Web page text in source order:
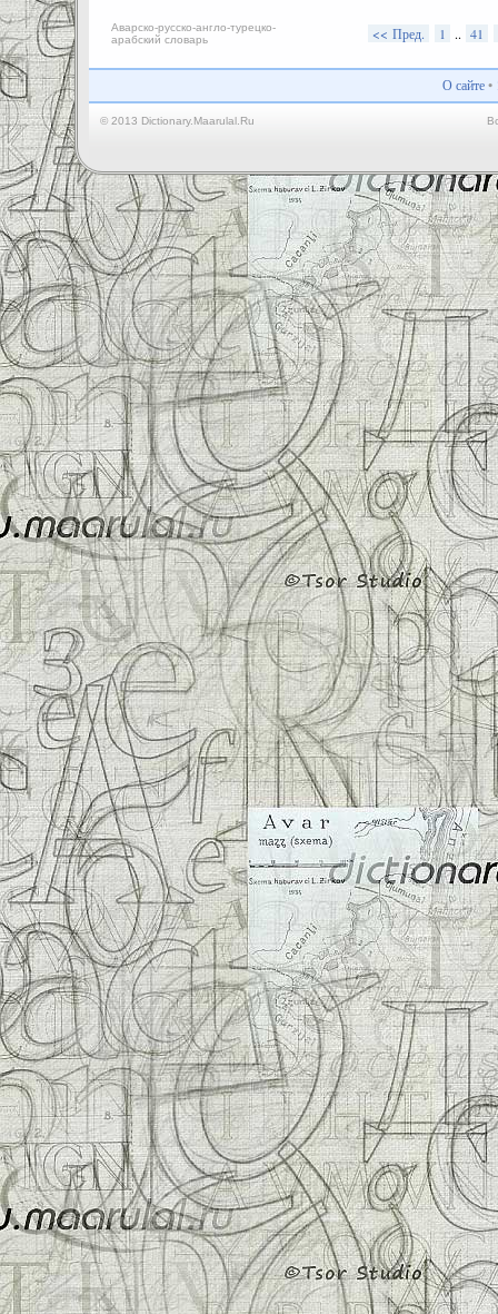
Аварско-русско-англо-турецко-
арабский словарь
<< Пред. 1 .. 41
О сайте•
© 2013 Dictionary.Maarulal.Ru